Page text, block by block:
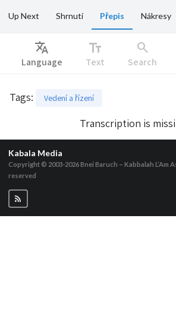
Up Next Shrnutí Přepis Nákresy
Translate
Language
text_fields
Text
search
Search
Tags: Vedení a řízení
Transcription is
Kabala Media
Copyright © 2003-2026Bnei Baruch – Kabbalah L’Am
reserved